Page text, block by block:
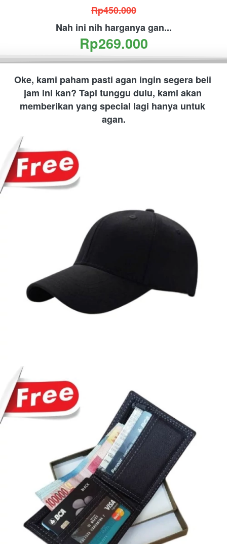
Rp450.000
Nah ini nih harganya gan...
Rp269.000
Oke, kami paham pasti agan ingin segera beli
jam ini kan? Tapi tunggu dulu, kami akan
memberikan yang special lagi hanya untuk
agan.​